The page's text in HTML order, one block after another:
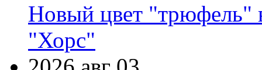
Новый цвет "трюфель"
"Хорс"